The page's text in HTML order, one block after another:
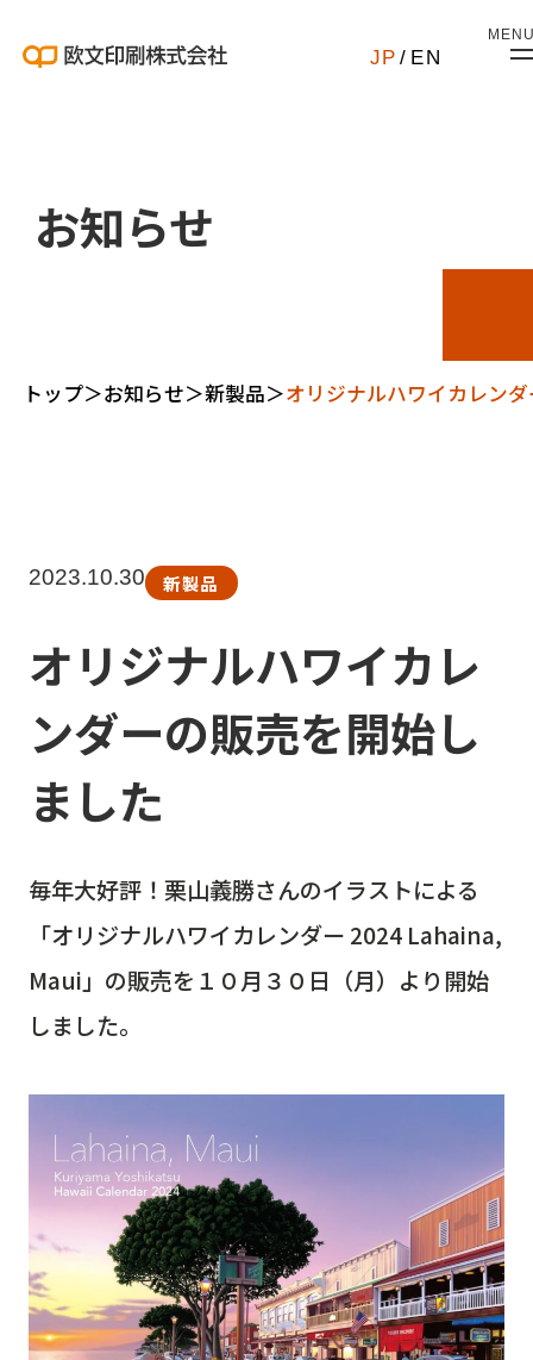
JP / EN
お知らせ
トップ＞お知らせ＞新製品＞オリジナルハワイカレン
2023.10.30 新製品
オリジナルハワイカレ
ンダーの販売を開始し
ました
毎年大好評！栗山義勝さんのイラストによる
「オリジナルハワイカレンダー 2024 Lahaina,
Maui」の販売を１０月３０日（月）より開始
しました。